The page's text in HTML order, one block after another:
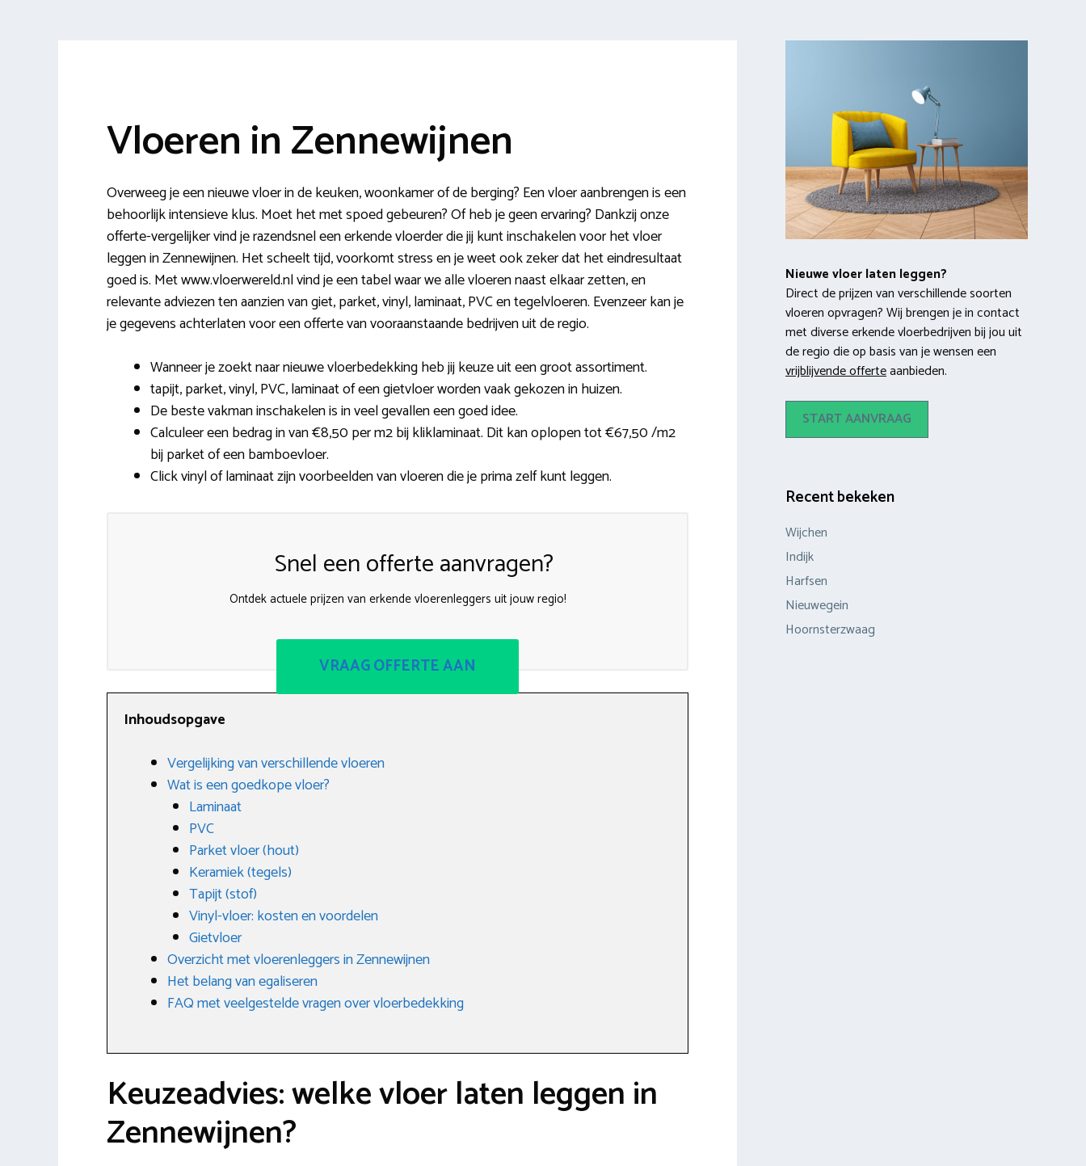
Vloeren in Zennewijnen
Overweeg je een nieuwe vloer in de keuken, woonkamer of de berging? Een vloer aanbrengen is een
behoorlijk intensieve klus. Moet het met spoed gebeuren? Of heb je geen ervaring? Dankzij onze
offerte-vergelijker vind je razendsnel een erkende vloerder die jij kunt inschakelen voor het vloer
leggen in Zennewijnen. Het scheelt tijd, voorkomt stress en je weet ook zeker dat het eindresultaat
goed is. Met www.vloerwereld.nl vind je een tabel waar we alle vloeren naast elkaar zetten, en
relevante adviezen ten aanzien van giet, parket, vinyl, laminaat, PVC en tegelvloeren. Evenzeer kan je
je gegevens achterlaten voor een offerte van vooraanstaande bedrijven uit de regio.
Wanneer je zoekt naar nieuwe vloerbedekking heb jij keuze uit een groot assortiment.
tapijt, parket, vinyl, PVC, laminaat of een gietvloer worden vaak gekozen in huizen.
De beste vakman inschakelen is in veel gevallen een goed idee.
Calculeer een bedrag in van €8,50 per m2 bij kliklaminaat. Dit kan oplopen tot €67,50 /m2
bij parket of een bamboevloer.
Click vinyl of laminaat zijn voorbeelden van vloeren die je prima zelf kunt leggen.
Snel een offerte aanvragen?
Ontdek actuele prijzen van erkende vloerenleggers uit jouw regio!
VRAAG OFFERTE AAN
Inhoudsopgave
Vergelijking van verschillende vloeren
Wat is een goedkope vloer?
Laminaat
PVC
Parket vloer (hout)
Keramiek (tegels)
Tapijt (stof)
Vinyl-vloer: kosten en voordelen
Gietvloer
Overzicht met vloerenleggers in Zennewijnen
Het belang van egaliseren
FAQ met veelgestelde vragen over vloerbedekking
Keuzeadvies: welke vloer laten leggen in
Zennewijnen?
Nieuwe vloer laten leggen?
Direct de prijzen van verschillende soorten
vloeren opvragen? Wij brengen je in contact
met diverse erkende vloerbedrijven bij jou uit
de regio die op basis van je wensen een
vrijblijvende offerteaanbieden.
START AANVRAAG
Recent bekeken
Wijchen
Indijk
Harfsen
Nieuwegein
Hoornsterzwaag